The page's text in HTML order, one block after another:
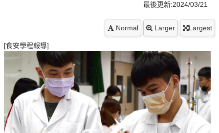
最後更新:2024/03/21
Normal Larger Largest
[食安學程報導]